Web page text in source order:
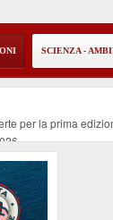
SCIENZA -
per la prima
-06-08-2026
del Santo
della prima